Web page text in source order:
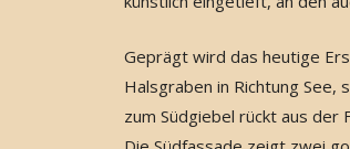
Geprägt wird das heutige
Halsgraben in Richtung
zum Südgiebel rückt aus der